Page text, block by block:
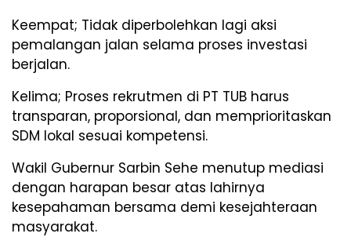
Keempat; Tidak diperbolehkan lagi aksi
pemalangan jalan selama proses investasi
berjalan.
Kelima; Proses rekrutmen di PT TUB harus
transparan, proporsional, dan memprioritaskan
SDM lokal sesuai kompetensi.
Wakil Gubernur Sarbin Sehe menutup mediasi
dengan harapan besar atas lahirnya
kesepahaman bersama demi kesejahteraan
masyarakat.